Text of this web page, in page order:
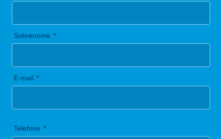
Sobrenome
E-mail
Telefone